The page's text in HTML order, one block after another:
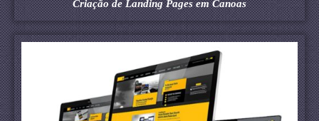
Criação de Landing Pages em Canoas